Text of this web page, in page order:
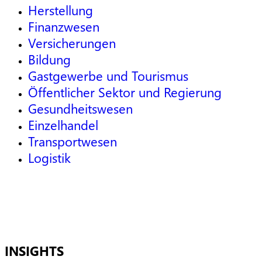
Herstellung
Finanzwesen
Versicherungen
Bildung
Gastgewerbe und Tourismus
Öffentlicher Sektor und Regierung
Gesundheitswesen
Einzelhandel
Transportwesen
Logistik
INSIGHTS